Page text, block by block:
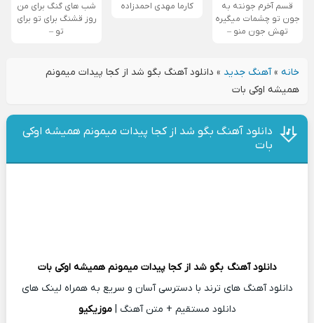
قسم آخرم جونته به
جون تو چشمات میگیره
تهش جون منو –
کارما مهدی احمدزاده
شب های گنگ برای من
روز قشنگ برای تو برای
تو –
خانه»آهنگ جدید » دانلود آهنگ بگو شد از کجا پیدات میمونم
همیشه اوکی بات
دانلود آهنگ بگو شد از کجا پیدات میمونم همیشه اوکی
بات
دانلود آهنگ بگو شد از کجا پیدات میمونم همیشه اوکی بات
دانلود آهنگ های ترند با دسترسی آسان و سریع به همراه لینک های
دانلود مستقیم + متن آهنگ | موزیکیو